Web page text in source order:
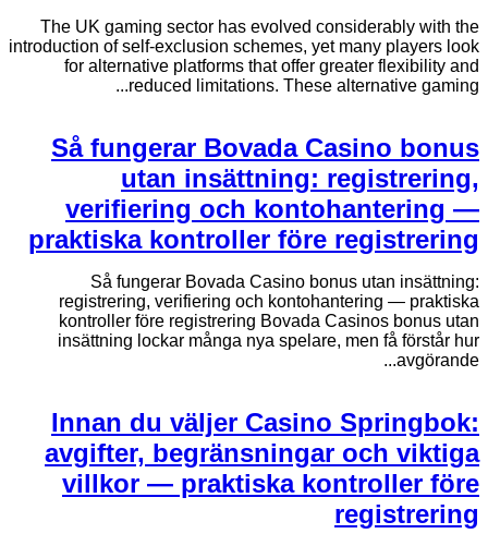
The UK gaming sector has evolved considerably with the
introduction of self-exclusion schemes, yet many players look
for alternative platforms that offer greater flexibility and
reduced limitations. These alternative gaming...
Så fungerar Bovada Casino bonus
utan insättning: registrering,
verifiering och kontohantering —
praktiska kontroller före registrering
Så fungerar Bovada Casino bonus utan insättning:
registrering, verifiering och kontohantering — praktiska
kontroller före registrering Bovada Casinos bonus utan
insättning lockar många nya spelare, men få förstår hur
avgörande...
Innan du väljer Casino Springbok:
avgifter, begränsningar och viktiga
villkor — praktiska kontroller före
registrering